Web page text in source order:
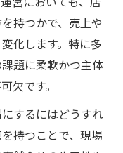
ーテリングの相
リング力の基本
活用とマインド
持つかで、売上や
化します。特に多
題に柔軟かつ主体
欠です。
するにはどうすれ
持つことで、現場